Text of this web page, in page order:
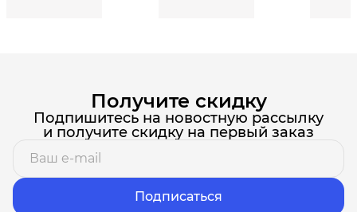
Получите скидку
Подпишитесь на новостную рассылку
и получите скидку на первый заказ
Подписаться